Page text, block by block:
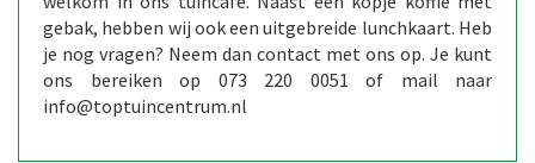
gebak, hebben wij ook een uitgebreide lunchkaart. Heb
je nog vragen? Neem dan contact met ons op. Je kunt
ons bereiken op 073 220 0051 of mail naar
info@toptuincentrum.nl